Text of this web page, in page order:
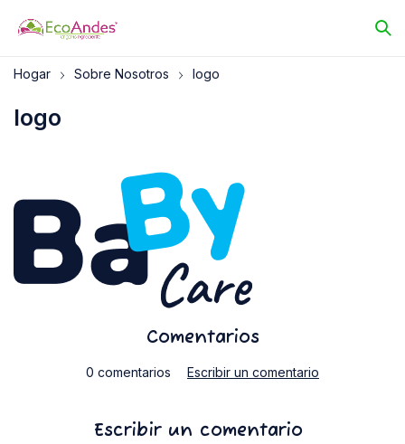
logo
Hogar Sobre Nosotros logo
Comentarios
0 comentarios Escribir un comentario
Escribir un comentario